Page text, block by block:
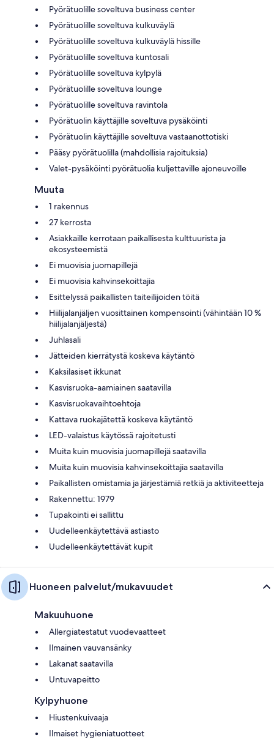
Pyörätuolille soveltuva business center
Pyörätuolille soveltuva kulkuväylä
Pyörätuolille soveltuva kulkuväylä hissille
Pyörätuolille soveltuva kuntosali
Pyörätuolille soveltuva kylpylä
Pyörätuolille soveltuva lounge
Pyörätuolille soveltuva ravintola
Pyörätuolin käyttäjille soveltuva pysäköinti
Pyörätuolin käyttäjille soveltuva vastaanottotiski
Pääsy pyörätuolilla (mahdollisia rajoituksia)
Valet-pysäköinti pyörätuolia kuljettaville ajoneuvoille
Muuta
1 rakennus
27 kerrosta
Asiakkaille kerrotaan paikallisesta kulttuurista ja
ekosysteemistä
Ei muovisia juomapillejä
Ei muovisia kahvinsekoittajia
Esittelyssä paikallisten taiteilijoiden töitä
Hiilijalanjäljen vuosittainen kompensointi (vähintään 10 %
hiilijalanjäljestä)
Juhlasali
Jätteiden kierrätystä koskeva käytäntö
Kaksilasiset ikkunat
Kasvisruoka-aamiainen saatavilla
Kasvisruokavaihtoehtoja
Kattava ruokajätettä koskeva käytäntö
LED-valaistus käytössä rajoitetusti
Muita kuin muovisia juomapillejä saatavilla
Muita kuin muovisia kahvinsekoittajia saatavilla
Paikallisten omistamia ja järjestämiä retkiä ja aktiviteetteja
Rakennettu: 1979
Tupakointi ei sallittu
Uudelleenkäytettävä astiasto
Uudelleenkäytettävät kupit
Huoneen palvelut/mukavuudet
Makuuhuone
Allergiatestatut vuodevaatteet
Ilmainen vauvansänky
Lakanat saatavilla
Untuvapeitto
Kylpyhuone
Hiustenkuivaaja
Ilmaiset hygieniatuotteet